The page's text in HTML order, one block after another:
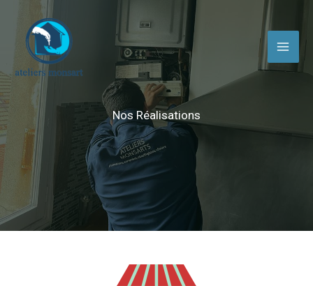
contenu
Nos Réalisations